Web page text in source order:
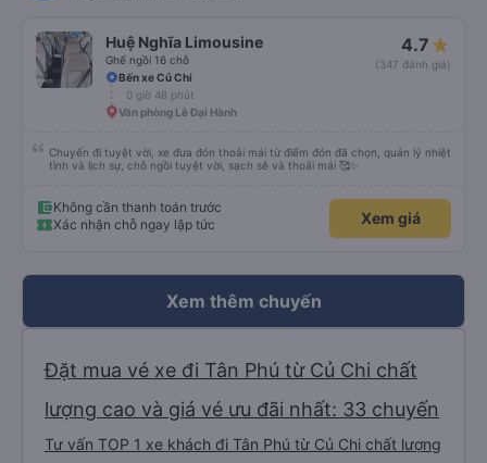
Huệ Nghĩa Limousine
Ghế ngồi 16 chỗ
4.7
(347 đánh giá)
Bến xe Củ Chi
0 giờ 48 phút
Văn phòng Lê Đại Hành
Chuyến đi tuyệt vời, xe đưa đón thoải mái từ điểm đón đã chọn, quản lý nhiệt
tình và lịch sự, chỗ ngồi tuyệt vời, sạch sẽ và thoải mái 🥰✨
Không cần thanh toán trước
Xác nhận chỗ ngay lập tức
Xem giá
Xem thêm chuyến
Đặt mua vé xe đi Tân Phú từ Củ Chi chất
lượng cao và giá vé ưu đãi nhất: 33 chuyến
Tư vấn TOP 1 xe khách đi Tân Phú từ Củ Chi chất lượng